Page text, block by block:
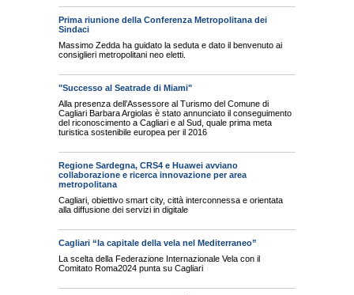
Prima riunione della Conferenza Metropolitana dei
Sindaci
Massimo Zedda ha guidato la seduta e dato il benvenuto ai
consiglieri metropolitani neo eletti.
"Successo al Seatrade di Miami"
Alla presenza dell’Assessore al Turismo del Comune di
Cagliari Barbara Argiolas è stato annunciato il conseguimento
del riconoscimento a Cagliari e al Sud, quale prima meta
turistica sostenibile europea per il 2016
Regione Sardegna, CRS4 e Huawei avviano
collaborazione e ricerca innovazione per area
metropolitana
Cagliari, obiettivo smart city, città interconnessa e orientata
alla diffusione dei servizi in digitale
Cagliari “la capitale della vela nel Mediterraneo”
La scelta della Federazione Internazionale Vela con il
Comitato Roma2024 punta su Cagliari